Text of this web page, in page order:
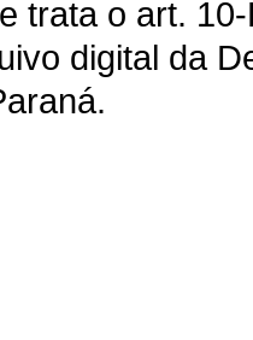
trata o art.
digital da